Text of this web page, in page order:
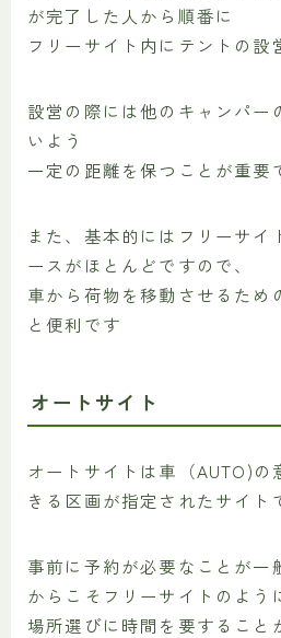
が完了した人から順番に
フリーサイト内にテントの設
設営の際には他のキャンパー
いよう
一定の距離を保つことが重要
また、基本的にはフリーサイ
ースがほとんどですので、
車から荷物を移動させるため
と便利です
オートサイト
オートサイトは車（AUTO)の
きる区画が指定されたサイト
事前に予約が必要なことが一
からこそフリーサイトのよう
場所選びに時間を要すること